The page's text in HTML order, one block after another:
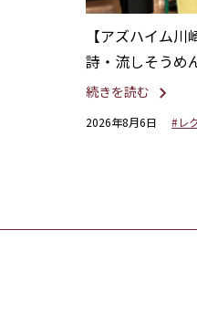
【アズハイム
詩・流しそうめ
とき
続きを読む
2026年8月6日 #レ